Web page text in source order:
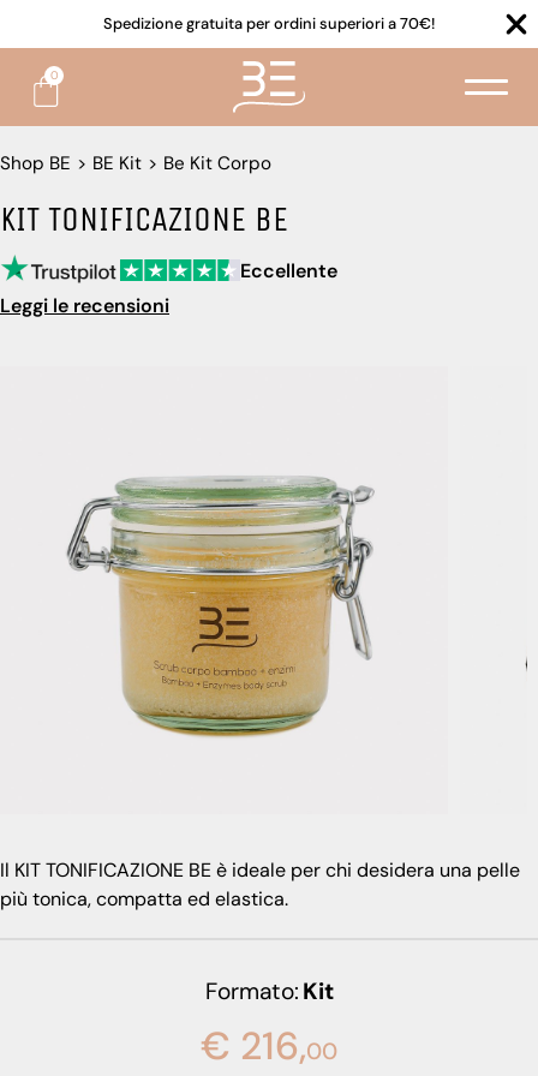
Spedizione gratuita per ordini superiori a 70€!
0
Shop BE > BE Kit > Be Kit Corpo
KIT TONIFICAZIONE BE
Eccellente
Leggi le recensioni
Il KIT TONIFICAZIONE BE è ideale per chi desidera una pelle
più tonica, compatta ed elastica.
Formato Kit
€ 216,00